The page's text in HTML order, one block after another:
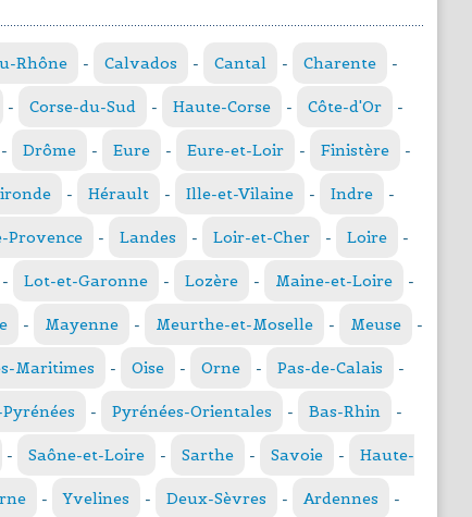
Rhône - Calvados - Cantal - Charente -
- Corse-du-Sud - Haute-Corse - Côte-d'Or -
- Drôme - Eure - Eure-et-Loir - Finistère -
- Hérault - Ille-et-Vilaine - Indre -
Provence - Landes - Loir-et-Cher - Loire -
- Lot-et-Garonne - Lozère - Maine-et-Loire -
- Mayenne - Meurthe-et-Moselle - Meuse -
Maritimes - Oise - Orne - Pas-de-Calais -
- Pyrénées-Orientales - Bas-Rhin -
- Saône-et-Loire - Sarthe - Savoie - Haute-
- Yvelines - Deux-Sèvres - Ardennes -